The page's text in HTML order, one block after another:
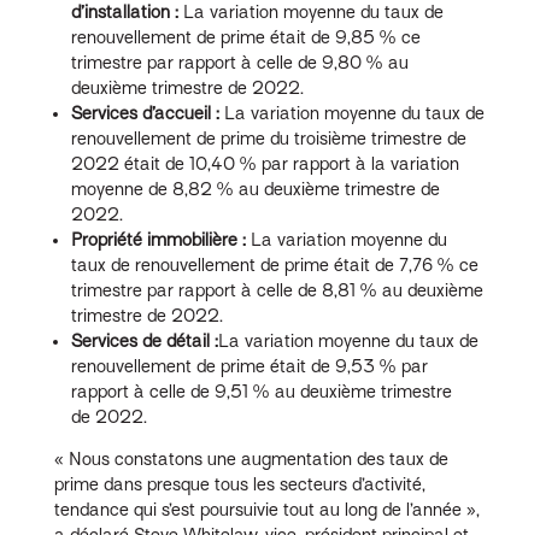
d’installation : La variation moyenne du taux de
renouvellement de prime était de 9,85 % ce
trimestre par rapport à celle de 9,80 % au
deuxième trimestre de 2022.
Services d’accueil : La variation moyenne du taux de
renouvellement de prime du troisième trimestre de
2022 était de 10,40 % par rapport à la variation
moyenne de 8,82 % au deuxième trimestre de
2022.
Propriété immobilière : La variation moyenne du
taux de renouvellement de prime était de 7,76 % ce
trimestre par rapport à celle de 8,81 % au deuxième
trimestre de 2022.
Services de détail :La variation moyenne du taux de
renouvellement de prime était de 9,53 % par
rapport à celle de 9,51 % au deuxième trimestre
de 2022.
« Nous constatons une augmentation des taux de
prime dans presque tous les secteurs d’activité,
tendance qui s’est poursuivie tout au long de l’année »,